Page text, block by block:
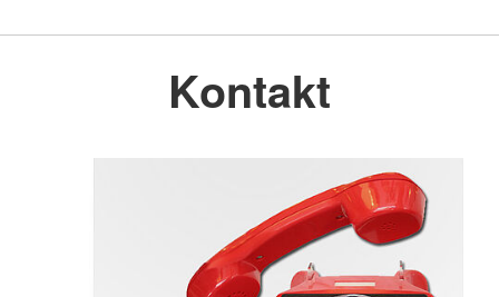
Kontakt